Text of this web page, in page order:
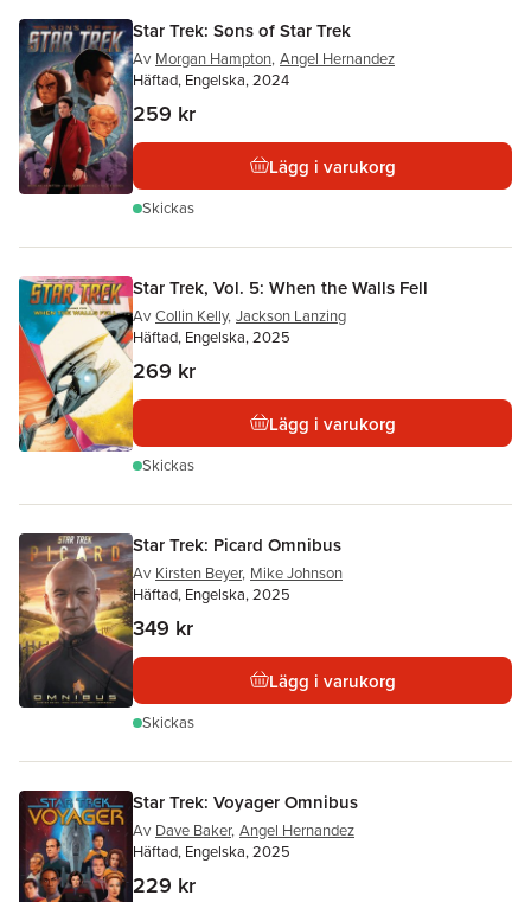
Star Trek: Sons of Star Trek
Av Morgan Hampton, Angel Hernandez
Häftad, Engelska, 2024
259 kr
Lägg i varukorg
Skickas
Star Trek, Vol. 5: When the Walls Fell
Av Collin Kelly, Jackson Lanzing
Häftad, Engelska, 2025
269 kr
Lägg i varukorg
Skickas
Star Trek: Picard Omnibus
Av Kirsten Beyer, Mike Johnson
Häftad, Engelska, 2025
349 kr
Lägg i varukorg
Skickas
Star Trek: Voyager Omnibus
Av Dave Baker, Angel Hernandez
Häftad, Engelska, 2025
229 kr